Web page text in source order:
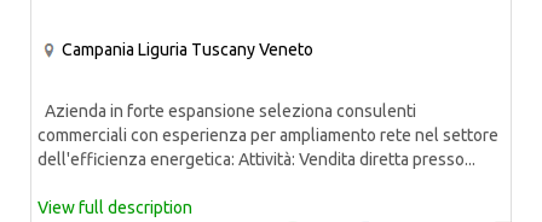
Campania Liguria TuscanyVeneto
Azienda in forte espansione seleziona consulenti
commerciali con esperienza per ampliamento rete nel settore
dell'efficienza energetica: Attività: Vendita diretta presso...
View full description